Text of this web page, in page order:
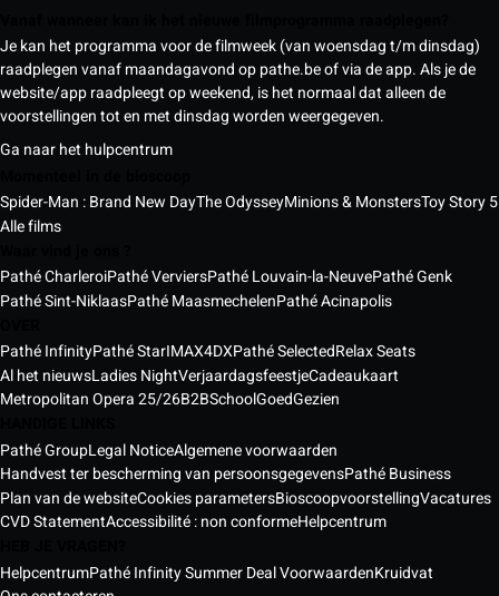
Je kan het programma voor de filmweek (van woensdag t/m dinsdag)
raadplegen vanaf maandagavond op pathe.be of via de app. Als je de
website/app raadpleegt op weekend, is het normaal dat alleen de
voorstellingen tot en met dinsdag worden weergegeven.
Ga naar het hulpcentrum
Spider-Man : Brand New DayThe OdysseyMinions & MonstersToy Story 5
Alle films
Pathé CharleroiPathé VerviersPathé Louvain-la-NeuvePathé Genk
Pathé Sint-NiklaasPathé MaasmechelenPathé Acinapolis
Pathé InfinityPathé StarIMAX4DXPathé SelectedRelax Seats
Al het nieuwsLadies NightVerjaardagsfeestjeCadeaukaart
Metropolitan Opera 25/26B2BSchoolGoedGezien
Pathé GroupLegal NoticeAlgemene voorwaarden
Handvest ter bescherming van persoonsgegevensPathé Business
Plan van de websiteCookies parametersBioscoopvoorstellingVacatures
CVD StatementAccessibilité : non conformeHelpcentrum
HelpcentrumPathé Infinity Summer Deal VoorwaardenKruidvat